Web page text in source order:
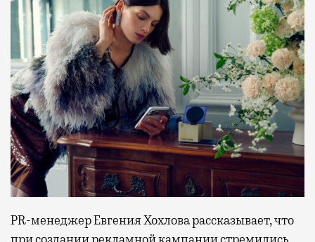
PR-менеджер Евгения Хохлова рассказывает, что
при создании рекламной кампании стремились